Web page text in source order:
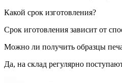
Какой срок изготовления?
Срок иготовления зависит от
Можно ли получить образцы
Да, на склад регулярно